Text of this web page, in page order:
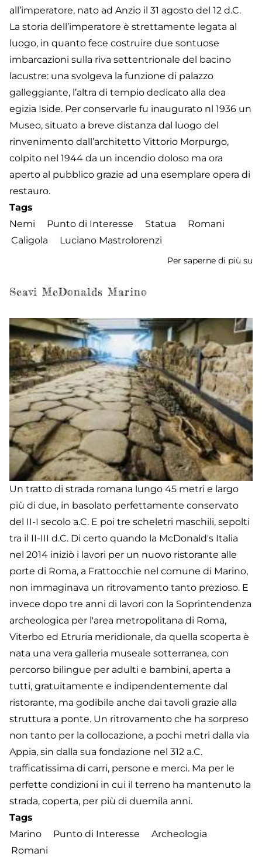
all’imperatore, nato ad Anzio il 31 agosto del 12 d.C.
La storia dell’imperatore è strettamente legata al
luogo, in quanto fece costruire due sontuose
imbarcazioni sulla riva settentrionale del bacino
lacustre: una svolgeva la funzione di palazzo
galleggiante, l’altra di tempio dedicato alla dea
egizia Iside. Per conservarle fu inaugurato nl 1936 un
Museo, situato a breve distanza dal luogo del
rinvenimento dall’architetto Vittorio Morpurgo,
colpito nel 1944 da un incendio doloso ma ora
aperto al pubblico grazie ad una esemplare opera di
restauro.
Tags
Nemi
Punto di Interesse Statua
Romani
Caligola
Luciano Mastrolorenzi
Per saperne di più su
Scavi McDonalds Marino
Un tratto di strada romana lungo 45 metri e largo
più di due, in basolato perfettamente conservato
del II-I secolo a.C. E poi tre scheletri maschili, sepolti
tra il II-III d.C. Di certo quando la McDonald's Italia
nel 2014 iniziò i lavori per un nuovo ristorante alle
porte di Roma, a Frattocchie nel comune di Marino,
non immaginava un ritrovamento tanto prezioso. E
invece dopo tre anni di lavori con la Soprintendenza
archeologica per l'area metropolitana di Roma,
Viterbo ed Etruria meridionale, da quella scoperta è
nata una vera galleria museale sotterranea, con
percorso bilingue per adulti e bambini, aperta a
tutti, gratuitamente e indipendentemente dal
ristorante, ma godibile anche dai tavoli grazie alla
struttura a ponte. Un ritrovamento che ha sorpreso
non tanto per la collocazione, a pochi metri dalla via
Appia, sin dalla sua fondazione nel 312 a.C.
trafficatissima di carri, persone e merci. Ma per le
perfette condizioni in cui il terreno ha mantenuto la
strada, coperta, per più di duemila anni.
Tags
Marino
Punto di Interesse
Archeologia
Romani